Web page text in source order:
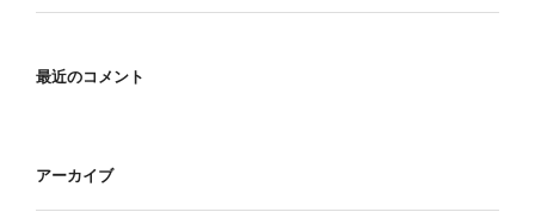
最近のコメント
アーカイブ